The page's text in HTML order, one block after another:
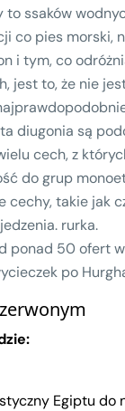
to ssaków
co pies morski,
i tym, co
jest to, że nie
diugonia są
cech, z
do grup
cechy, takie jak
rurka.
ponad 50 ofert
po
Egiptu do